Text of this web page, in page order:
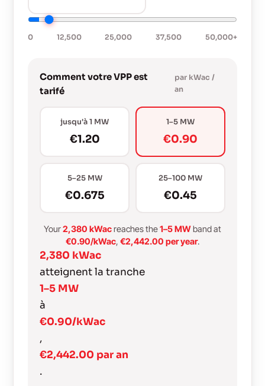
0 12,500 25,000 37,500 50,000+
Comment votre VPP est
tarifé
par kWac /
an
jusqu'à 1 MW
€1.20
1–5 MW
€0.90
5–25 MW
€0.675
25–100 MW
€0.45
Your2,380 kWacreaches the1–5 MWband at
€0.90/kWac, €2,442.00 per year.
2,380 kWac
atteignent la tranche
1–5 MW
à
€0.90/kWac
,
€2,442.00 par an
.